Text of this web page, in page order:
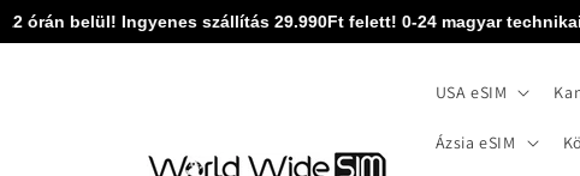
belül! Ingyenes szállítás 29.990Ft felett! 0-24 magyar technikai
Ugrás a
tartalomhoz
USA eSIM
Ázsia eSIM